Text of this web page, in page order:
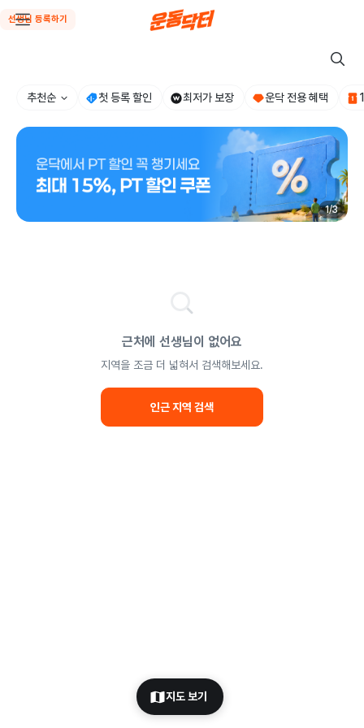
선생님 등록하기
추천순 첫 등록 할인 최저가 보장 운닥 전용 혜택
지도 보기
1/3
근처에 선생님이 없어요
지역을 조금 더 넓혀서 검색해보세요.
인근 지역 검색